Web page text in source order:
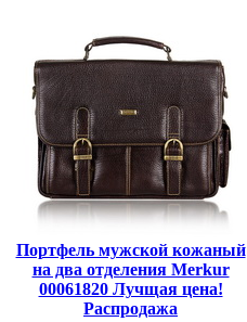
Портфель мужской кожаный
на два отделения Merkur
00061820 Лучщая цена!
Распродажа